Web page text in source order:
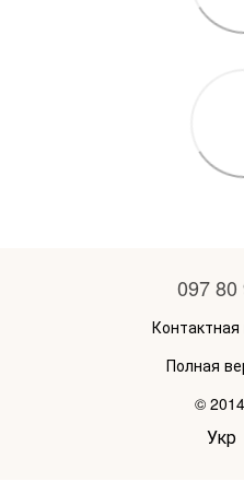
097 80
Полная
©
Укр